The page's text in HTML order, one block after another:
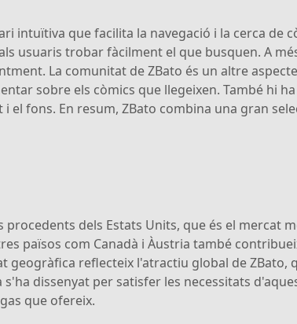
intuïtiva que facilita la navegació i la cerca de
usuaris trobar fàcilment el que busquen. A
La comunitat de ZBato és un altre
sobre els còmics que llegeixen. També hi
fons. En resum, ZBato combina una gran
dels Estats Units, que és el mercat
països com Canadà i Àustria també
geogràfica reflecteix l'atractiu global de
dissenyat per satisfer les necessitats
que ofereix.